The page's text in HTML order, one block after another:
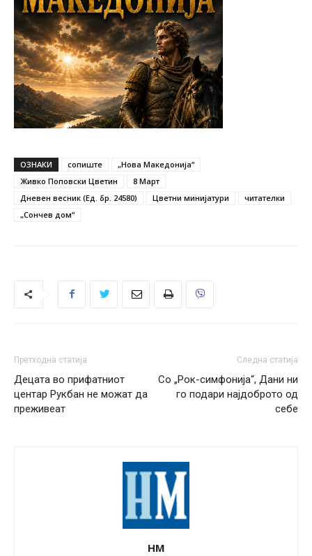
ОЗНАКИ сопиште
„Нова Македонија“
Живко Поповски Цветин
8 Март
Дневен весник (Ед. бр. 24580)
Цветни минијатури
читателки
„Сончев дом“
Претходна статија
Децата во прифатниот
центар Рукбан не можат да
преживеат
Следна статија
Со „Рок-симфонија“, Дани ни
го подари најдоброто од
себе
НМ